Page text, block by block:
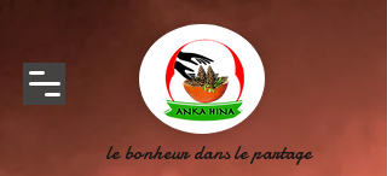
le bonheur dans le partage